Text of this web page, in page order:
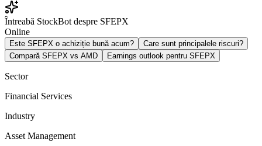
Întreabă StockBot despre SFEPX
Online
Este SFEPX o achiziție bună acum?
Care sunt principalele riscuri?
Compară SFEPX vs AMD
Earnings outlook pentru SFEPX
Sector
Financial Services
Industry
Asset Management